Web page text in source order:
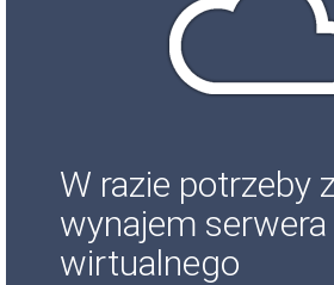
W razie potrzeby
wynajem serwera
wirtualnego